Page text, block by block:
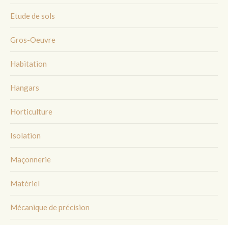
Etude de sols
Gros-Oeuvre
Habitation
Hangars
Horticulture
Isolation
Maçonnerie
Matériel
Mécanique de précision